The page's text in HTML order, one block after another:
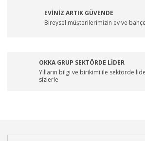
EVİNİZ ARTIK GÜVENDE
Bireysel müşterilerimizin ev ve
OKKA GRUP SEKTÖRDE LİDER
Yılların bilgi ve birikimi ile sektörde
sizlerle